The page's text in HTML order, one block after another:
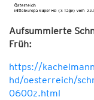
Aufsummierte
Früh:
https://
hd/oesterreich/
0600z.html